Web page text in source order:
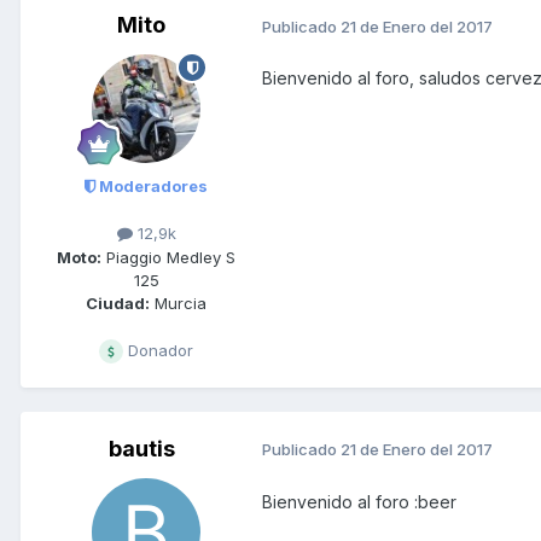
Mito
Moderadores
12,9k
Moto: Piaggio Medley S
125
Ciudad: Murcia
Donador
Publicado 21 de Enero del 2017
Bienvenido al foro, saludos
bautis Publicado 21 de Enero del 2017
Bienvenido al foro :beer